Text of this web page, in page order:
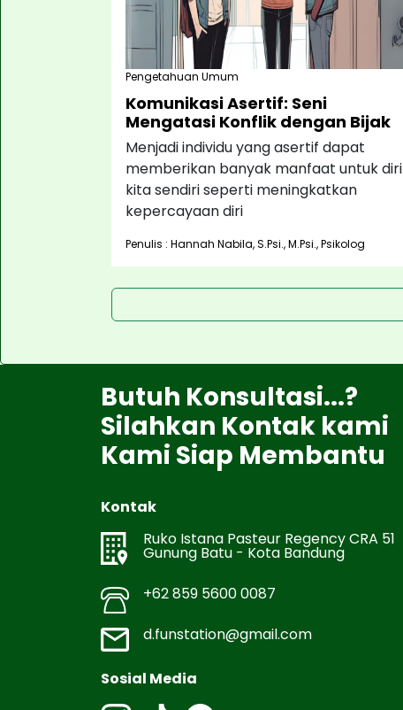
Pengetahuan Umum
Komunikasi Asertif: Seni
Mengatasi Konflik dengan Bijak
Menjadi individu yang asertif dapat
memberikan banyak manfaat untuk diri
kita sendiri seperti meningkatkan
kepercayaan diri
Penulis : Hannah Nabila, S.Psi., M.Psi., Psikolog
Butuh Konsultasi...?
Silahkan Kontak kami
Kami Siap Membantu
Kontak
Ruko Istana Pasteur Regency CRA 51
Gunung Batu - Kota Bandung
+62 859 5600 0087
d.funstation@gmail.com
Sosial Media